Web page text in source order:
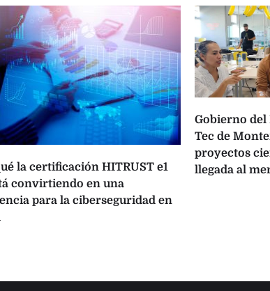
la certificación HITRUST e1
convirtiendo en una
para la ciberseguridad en
Gobierno del
Tec de
proyectos
llegada al